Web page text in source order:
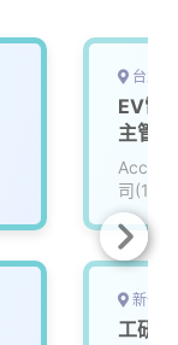
台北
EV電
主管_
司
新竹
工研